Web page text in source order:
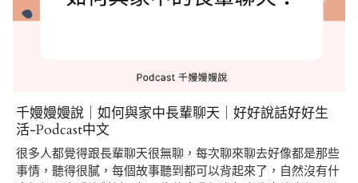
千嫚嫚嫚說｜如何與家中長輩聊天｜好好說話好好生
活-Podcast中文
很多人都覺得跟長輩聊天很無聊，每次聊來聊去好像都是那些
事情，聽得很膩，每個故事聽到都可以背起來了，自然沒有什